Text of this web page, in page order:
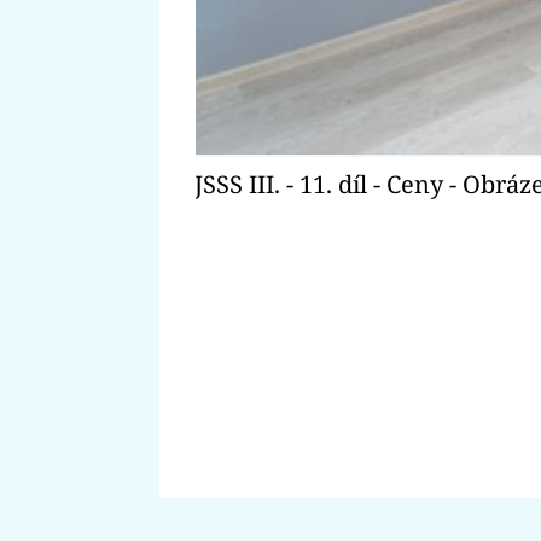
JSSS III. - 11. díl - Ceny -